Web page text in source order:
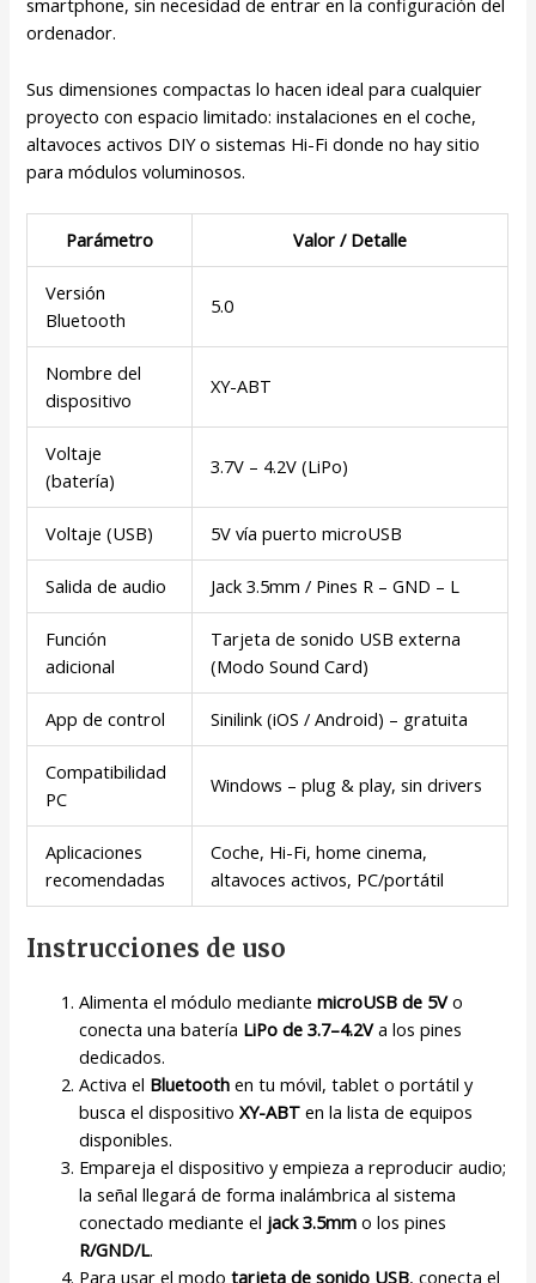
smartphone, sin necesidad de entrar en la configuración del
ordenador.
Sus dimensiones compactas lo hacen ideal para cualquier
proyecto con espacio limitado: instalaciones en el coche,
altavoces activos DIY o sistemas Hi-Fi donde no hay sitio
para módulos voluminosos.
Parámetro Valor / Detalle
Versión
Bluetooth
5.0
Nombre del
dispositivo
XY-ABT
Voltaje
(batería)
3.7V – 4.2V (LiPo)
Voltaje (USB) 5V vía puerto microUSB
Salida de audio Jack 3.5mm / Pines R – GND – L
Función
adicional
Tarjeta de sonido USB externa
(Modo Sound Card)
App de control Sinilink (iOS / Android) – gratuita
Compatibilidad
PC
Windows – plug & play, sin drivers
Aplicaciones
recomendadas
Coche, Hi-Fi, home cinema,
altavoces activos, PC/portátil
Instrucciones de uso
Alimenta el módulo mediantemicroUSB de 5Vo
conecta una batería LiPo de 3.7–4.2Va los pines
dedicados.
Activa el Bluetooth en tu móvil, tablet o portátil y
busca el dispositivoXY-ABT en la lista de equipos
disponibles.
Empareja el dispositivo y empieza a reproducir audio;
la señal llegará de forma inalámbrica al sistema
conectado mediante el jack 3.5mm o los pines
R/GND/L.
Para usar el modotarjeta de sonido USB, conecta el